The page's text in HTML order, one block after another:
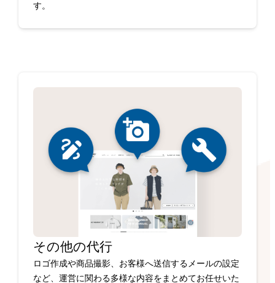
す。
その他の代行
ロゴ作成や商品撮影、お客様へ送信するメールの設定
など、運営に関わる多様な内容をまとめてお任せいた